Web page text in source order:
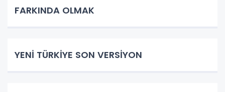
FARKINDA OLMAK
YENİ TÜRKİYE SON VERSİYON